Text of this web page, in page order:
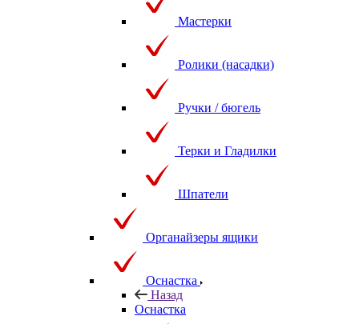
Мастерки
Ролики (насадки)
Ручки / бюгель
Терки и Гладилки
Шпатели
Органайзеры ящики
Оснастка
Назад
Оснастка